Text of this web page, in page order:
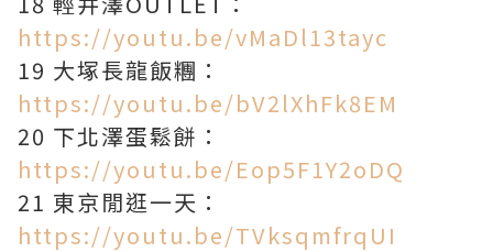
https://youtu.be/vMaDl13tayc
19 大塚長龍飯糰：
https://youtu.be/bV2lXhFk8EM
20 下北澤蛋鬆餅：
https://youtu.be/Eop5F1Y2oDQ
21 東京閒逛一天：
https://youtu.be/TVksqmfrqUI